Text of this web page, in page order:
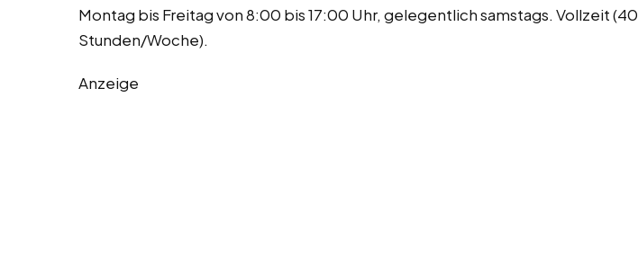
Montag bis Freitag von 8:00 bis 17:00 Uhr, gelegentlich samstags. Vollzeit (40
Stunden/Woche).
Anzeige